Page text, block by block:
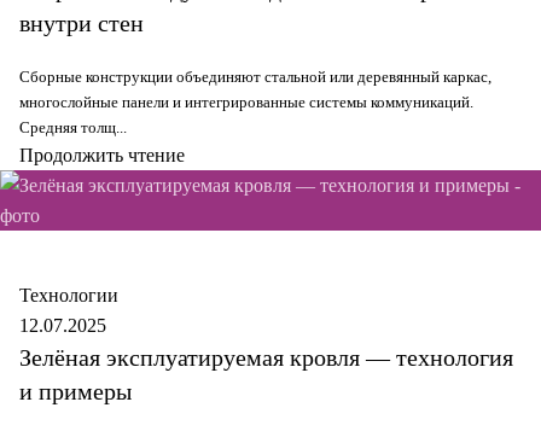
внутри стен
Сборные конструкции объединяют стальной или деревянный каркас,
многослойные панели и интегрированные системы коммуникаций.
Средняя толщ...
Продолжить чтение
Технологии
12.07.2025
Зелёная эксплуатируемая кровля — технология
и примеры